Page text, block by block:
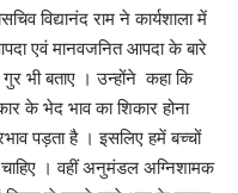
विद्यानंद राम ने कार्यशाला में
एवं मानवजनित आपदा के बारे
भी बताए । उन्होंने कहा कि
के भेद भाव का शिकार होना
पड़ता है । इसलिए हमें बच्चों
। वहीं अनुमंडल अग्निशामक